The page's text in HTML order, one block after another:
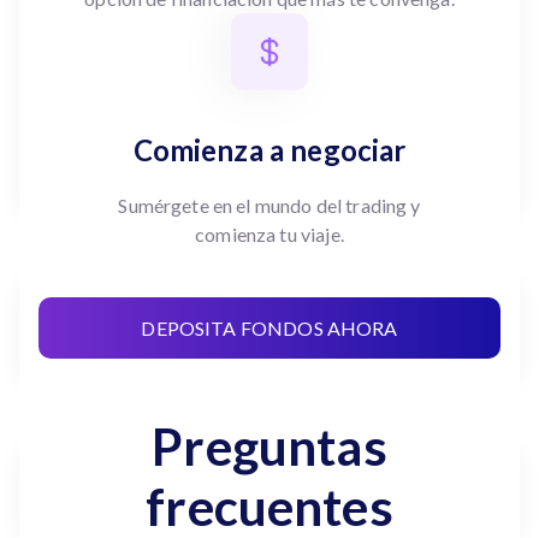
Comienza a negociar
Sumérgete en el mundo del trading y
comienza tu viaje.
DEPOSITA FONDOS AHORA
Preguntas
frecuentes